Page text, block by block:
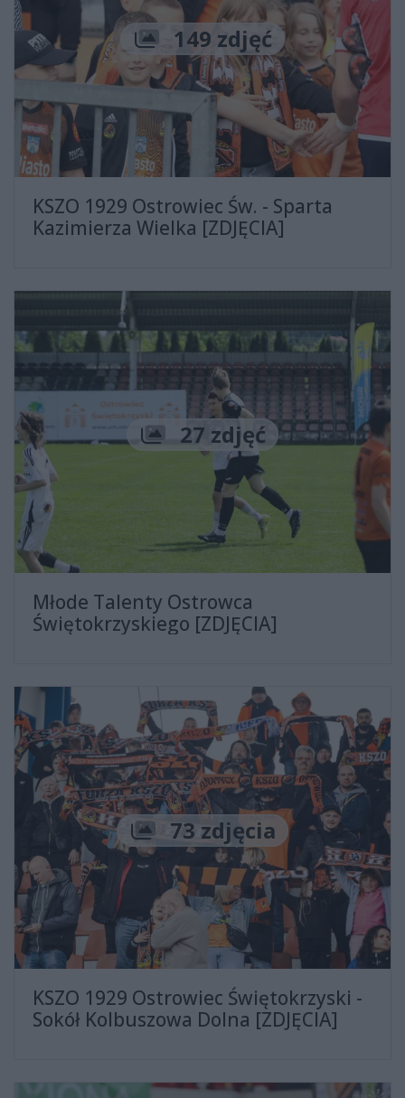
Liczba zdjęć
149 zdjęć
KSZO 1929 Ostrowiec Św. - Sparta
Kazimierza Wielka [ZDJĘCIA]
Liczba zdjęć
27 zdjęć
Młode Talenty Ostrowca
Świętokrzyskiego [ZDJĘCIA]
Liczba zdjęć
73 zdjęcia
KSZO 1929 Ostrowiec Świętokrzyski -
Sokół Kolbuszowa Dolna [ZDJĘCIA]